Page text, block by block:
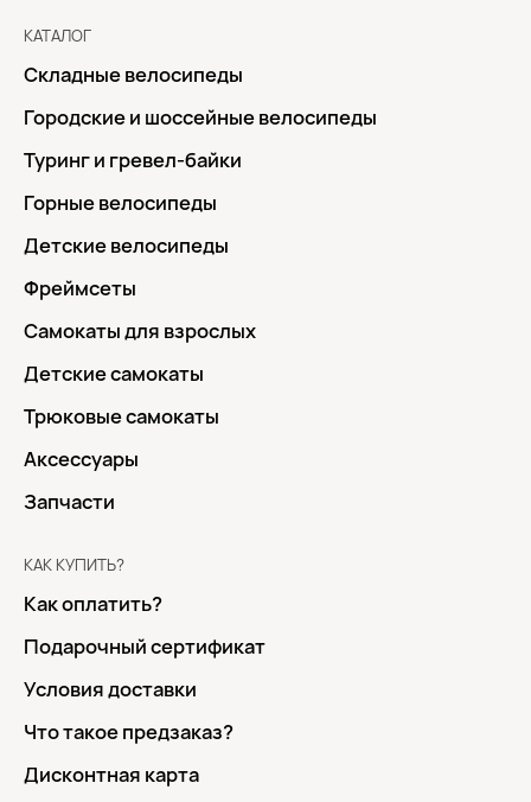
КАТАЛОГ
Складные велосипеды
Городские и шоссейные велосипеды
Туринг и гревел-байки
Горные велосипеды
Детские велосипеды
Фреймсеты
Самокаты для взрослых
Детские самокаты
Трюковые самокаты
Аксессуары
Запчасти
КАК КУПИТЬ?
Как оплатить?
Подарочный сертификат
Условия доставки
Что такое предзаказ?
Дисконтная карта